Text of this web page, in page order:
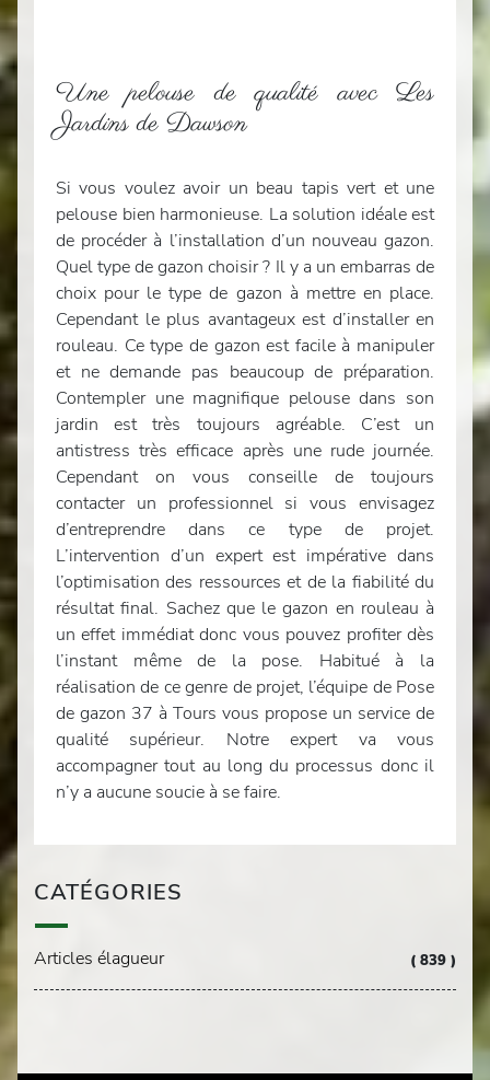
Une pelouse de qualité avec Les
Jardins de Dawson
Si vous voulez avoir un beau tapis vert et une
pelouse bien harmonieuse. La solution idéale est
de procéder à l’installation d’un nouveau gazon.
Quel type de gazon choisir ? Il y a un embarras de
choix pour le type de gazon à mettre en place.
Cependant le plus avantageux est d’installer en
rouleau. Ce type de gazon est facile à manipuler
et ne demande pas beaucoup de préparation.
Contempler une magnifique pelouse dans son
jardin est très toujours agréable. C’est un
antistress très efficace après une rude journée.
Cependant on vous conseille de toujours
contacter un professionnel si vous envisagez
d’entreprendre dans ce type de projet.
L’intervention d’un expert est impérative dans
l’optimisation des ressources et de la fiabilité du
résultat final. Sachez que le gazon en rouleau à
un effet immédiat donc vous pouvez profiter dès
l’instant même de la pose. Habitué à la
réalisation de ce genre de projet, l’équipe de Pose
de gazon 37 à Tours vous propose un service de
qualité supérieur. Notre expert va vous
accompagner tout au long du processus donc il
n’y a aucune soucie à se faire.
CATÉGORIES
Articles élagueur ( 839 )